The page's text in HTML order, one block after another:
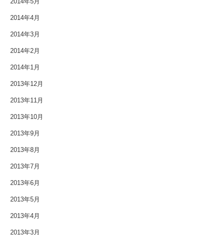
2014年4月
2014年3月
2014年2月
2014年1月
2013年12月
2013年11月
2013年10月
2013年9月
2013年8月
2013年7月
2013年6月
2013年5月
2013年4月
2013年3月